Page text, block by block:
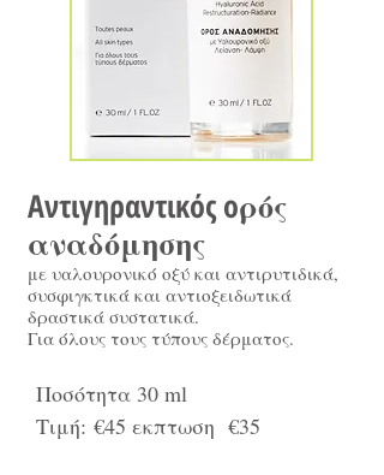
Aντιγηραντικός oρός
αναδόμησης
με υαλουρονικό οξύ και αντιρυτιδικά,
συσφιγκτικά και αντιοξειδωτικά
δραστικά συστατικά.
Για όλους τους τύπους δέρματος.
Ποσότητα 30 ml
Τιμή: €45 εκπτωση €35